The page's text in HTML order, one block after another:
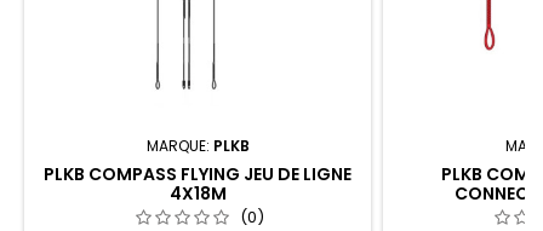
MARQUE: PLKB
PLKB COMPASS FLYING JEU DE LIGNE
4X18M
(0)
PLKB